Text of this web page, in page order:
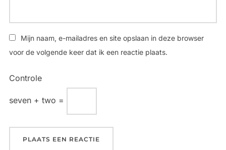
Mijn naam, e-mailadres en site opslaan in deze browser
voor de volgende keer dat ik een reactie plaats.
Controle
seven + two =